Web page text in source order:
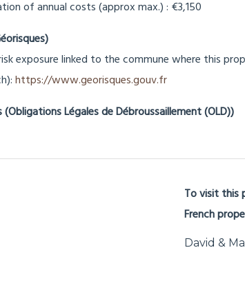
date of energy report : 24/09/2025
consumption class : C
consumption (in primary energy) : 139 kWhEP/m².an
gas emissions class : A
method :3CL-DPE-2021 méthode logement
of annual costs (approx max.) : €3,150
exposure linked to the commune where this